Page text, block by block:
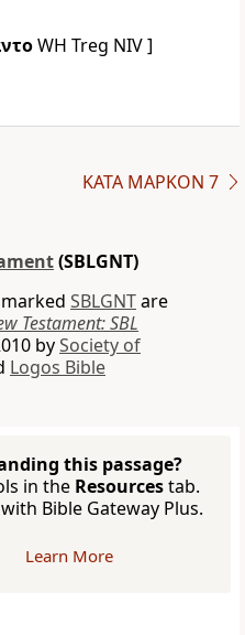
WH Treg NIV ]
ΚΑΤΑ ΜΑΡΚΟΝ 7
(SBLGNT)
SBLGNTare
Testament: SBL
bySociety of
Logos Bible
this passage?
in the Resourcestab.
with Bible Gateway Plus.
Learn More